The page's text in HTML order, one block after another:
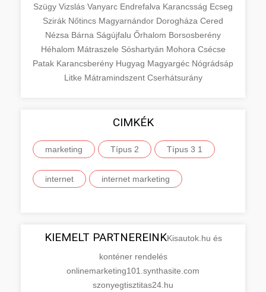
Szügy Vizslás Vanyarc Endrefalva Karancsság Ecseg
Szirák Nőtincs Magyarnándor Dorogháza Cered
Nézsa Bárna Ságújfalu Őrhalom Borsosberény
Héhalom Mátraszele Sóshartyán Mohora Csécse
Patak Karancsberény Hugyag Magyargéc Nógrádsáp
Litke Mátramindszent Cserhátsurány
CIMKÉK
marketing Típus 2 Típus 3 1
internet internet marketing
KIEMELT PARTNEREINKKisautok.hu és
konténer rendelés
onlinemarketing101.synthasite.com
szonyegtisztitas24.hu